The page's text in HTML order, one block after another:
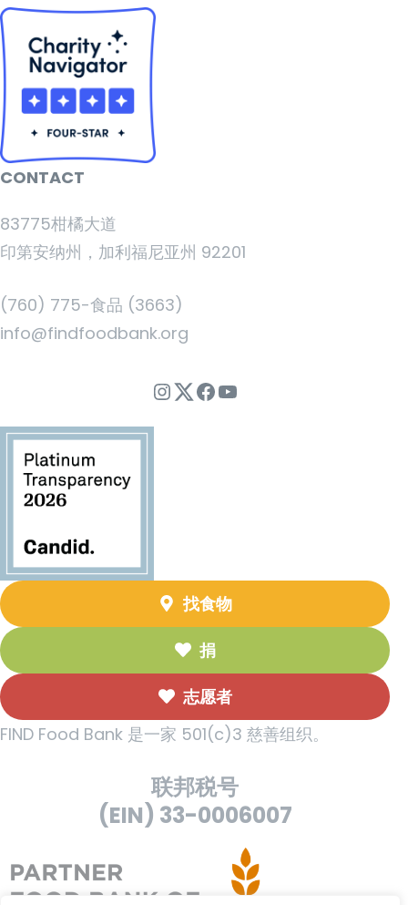
CONTACT
83775柑橘大道
印第安纳州，加利福尼亚州 92201
(760) 775-食品 (3663)
info@findfoodbank.org
Instagram
Twitter
Facebook
YouTube
找食物
捐
志愿者
FIND Food Bank 是一家 501(c)3 慈善组织。
联邦税号
(EIN) 33-0006007